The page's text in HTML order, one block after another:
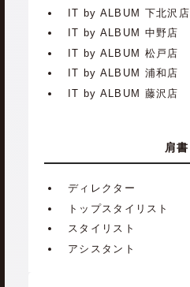
IT by ALBUM 下北沢店
IT by ALBUM 中野店
IT by ALBUM 松戸店
IT by ALBUM 浦和店
IT by ALBUM 藤沢店
肩書
ディレクター
トップスタイリスト
スタイリスト
アシスタント